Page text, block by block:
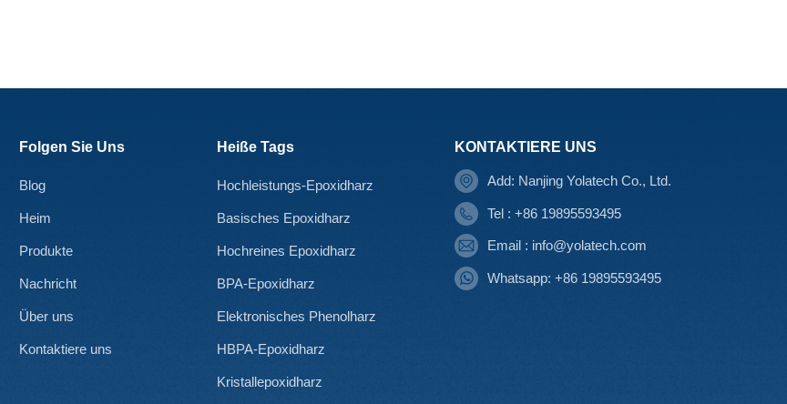
Folgen Sie Uns
Blog
Heim
Produkte
Nachricht
Über uns
Kontaktiere uns
Heiße Tags
Hochleistungs-Epoxidharz
Basisches Epoxidharz
Hochreines Epoxidharz
BPA-Epoxidharz
Elektronisches Phenolharz
HBPA-Epoxidharz
Kristallepoxidharz
KONTAKTIERE UNS
Add: Nanjing Yolatech Co., Ltd.
Tel : +86 19895593495
Email : info@yolatech.com
Whatsapp: +86 19895593495